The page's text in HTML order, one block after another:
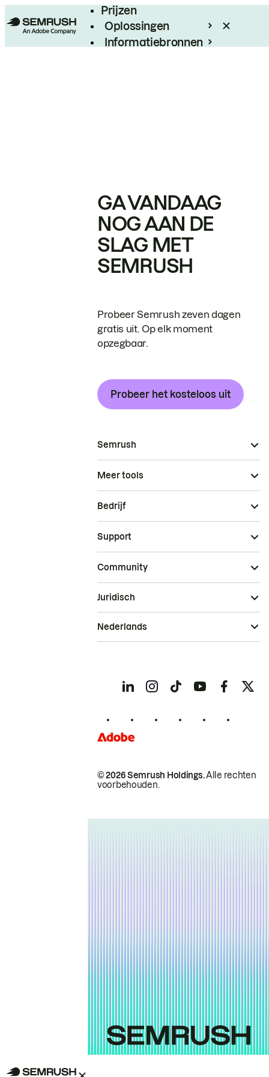
Prijzen
Oplossingen
Informatiebronnen
GA VANDAAG
NOG AAN DE
SLAG MET
SEMRUSH
Probeer Semrush zeven dagen
gratis uit. Op elk moment
opzegbaar.
Probeer het kosteloos uit
Semrush
Meer tools
Bedrijf
Support
Community
© 2026 Semrush Holdings.Alle rechten
voorbehouden.
Juridisch
Nederlands